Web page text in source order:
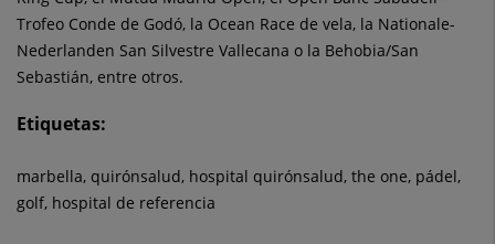
Trofeo Conde de Godó, la Ocean Race de vela, la Nationale-
Nederlanden San Silvestre Vallecana o la Behobia/San
Sebastián, entre otros.
Etiquetas:
marbella, quirónsalud, hospital quirónsalud, the one, pádel,
golf, hospital de referencia